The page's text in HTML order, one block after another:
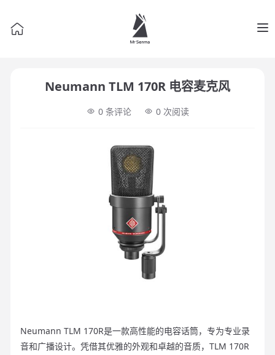
Neumann TLM 170R 电容麦克风
0 条评论 0 次阅读
Neumann TLM 170R是一款高性能的电容话筒，专为专业录
音和广播设计。凭借其优雅的外观和卓越的音质，TLM 170R